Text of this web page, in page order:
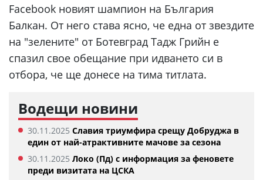
Facebook новият шампион на България
Балкан. От него става ясно, че една от звездите
на "зелените" от Ботевград Тадж Грийн е
спазил свое обещание при идването си в
отбора, че ще донесе на тима титлата.
Водещи новини
30.11.2025 Славия триумфира срещу Добруджа в
един от най-атрактивните мачове за сезона
30.11.2025 Локо (Пд) с информация за феновете
преди визитата на ЦСКА